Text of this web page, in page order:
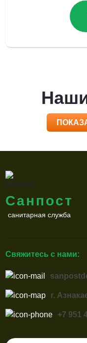
Санпост
санитарная служба
Свяжитесь с нами:
г.
+7 951